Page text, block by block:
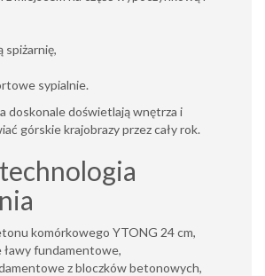
spiżarnię,
sypialnie.
doskonale doświetlają wnętrza i
górskie krajobrazy przez cały rok.
komórkowego YTONG 24 cm,
fundamentowe,
z bloczków betonowych,